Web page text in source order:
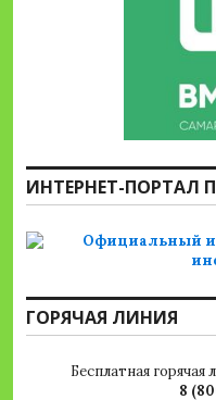
ИНТЕРНЕТ-
ГОРЯЧАЯ ЛИНИЯ
Бесплатная
8